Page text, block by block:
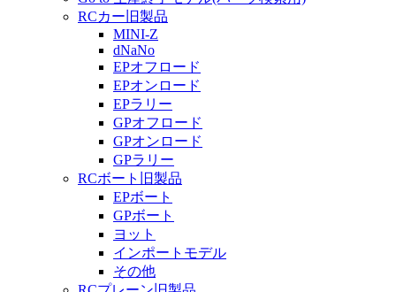
RCカー旧製品
MINI-Z
dNaNo
EPオフロード
EPオンロード
EPラリー
GPオフロード
GPオンロード
GPラリー
RCボート旧製品
EPボート
GPボート
ヨット
インポートモデル
その他